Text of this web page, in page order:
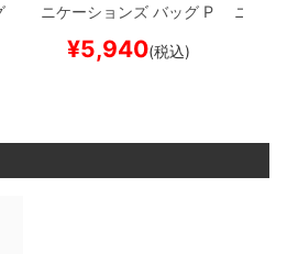
ニケーションズ バッグ P
GREYスケートボード ス
¥5,940(税込)
ニケー